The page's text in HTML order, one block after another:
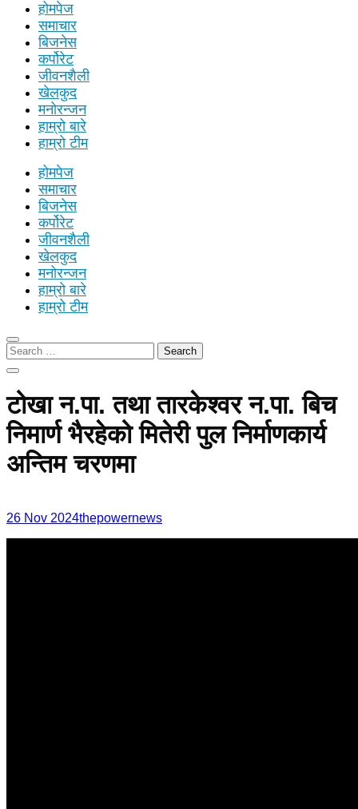
होमपेज
समाचार
बिजनेस
कर्पोरेट
जीवनशैली
खेलकुद
मनोरन्जन
हाम्रो बारे
हाम्रो टीम
होमपेज
समाचार
बिजनेस
कर्पोरेट
जीवनशैली
खेलकुद
मनोरन्जन
हाम्रो बारे
हाम्रो टीम
Search
for:
टोखा न.पा. तथा तारकेश्वर न.पा. बिच
निमार्ण भैरहेको मितेरी पुल निर्माणकार्य
अन्तिम चरणमा
26 Nov 2024thepowernews